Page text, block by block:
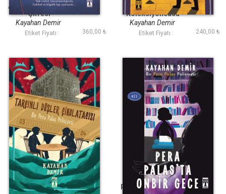
Ayasofya nın Kayıp
Şifresi
Kayahan Demir
Etiket Fiyatı : 360,00 ₺
Hafıza
Koleksiyoncusu
Kayahan Demir
Etiket Fiyatı : 240,00 ₺
Tarçınlı Düşler
Pera Palasta On Bir